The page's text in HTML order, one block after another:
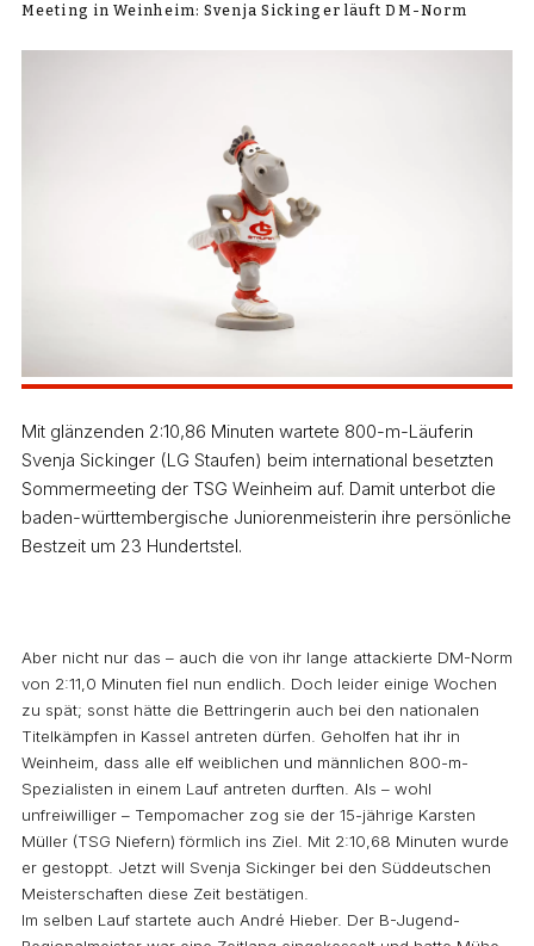
Meeting in Weinheim: Svenja Sickinger läuft DM-Norm
Mit glänzenden 2:10,86 Minuten wartete 800-m-Läuferin
Svenja Sickinger (LG Staufen) beim international besetzten
Sommermeeting der TSG Weinheim auf. Damit unterbot die
baden-württembergische Juniorenmeisterin ihre persönliche
Bestzeit um 23 Hundertstel.
Aber nicht nur das – auch die von ihr lange attackierte DM-Norm
von 2:11,0 Minuten fiel nun endlich. Doch leider einige Wochen
zu spät; sonst hätte die Bettringerin auch bei den nationalen
Titelkämpfen in Kassel antreten dürfen. Geholfen hat ihr in
Weinheim, dass alle elf weiblichen und männlichen 800-m-
Spezialisten in einem Lauf antreten durften. Als – wohl
unfreiwilliger – Tempomacher zog sie der 15-jährige Karsten
Müller (TSG Niefern) förmlich ins Ziel. Mit 2:10,68 Minuten wurde
er gestoppt. Jetzt will Svenja Sickinger bei den Süddeutschen
Meisterschaften diese Zeit bestätigen.
Im selben Lauf startete auch André Hieber. Der B-Jugend-